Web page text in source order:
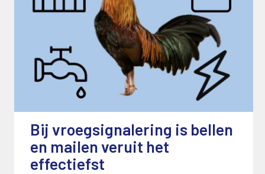
Bij vroegsignalering is bellen
en mailen veruit het
effectiefst